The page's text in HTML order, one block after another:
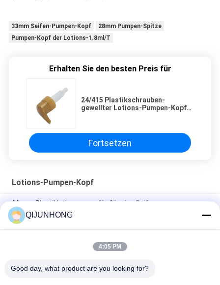
33mm Seifen-Pumpen-Kopf
28mm Pumpen-Spitze
Pumpen-Kopf der Lotions-1.8ml/T
Erhalten Sie den besten Preis für
24/415 Plastikschrauben-
gewellter Lotions-Pumpen-Kopf
Fortsetzen
Lotions-Pumpen-Kopf
33 mm Plastiklotionspump für flüssige Seife
Gelbfarbige Plastiklotionspumpen 33/410 Flüssigkeit für
Handseife
Lotions-Pumpe mit 33/410 Schließungs-kosmetischer
QIJUNHONG
4:05 PM
Good day, what product are you looking for?